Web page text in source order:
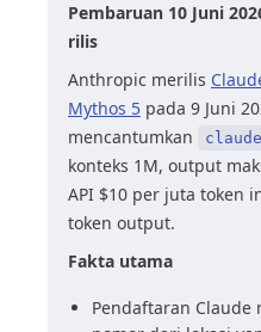
Pembaruan 10 Juni
rilis
Anthropic merilis
Mythos 5 pada 9 Juni
mencantumkan
konteks 1M, output
API $10 per juta token
token output.
Fakta utama
Pendaftaran